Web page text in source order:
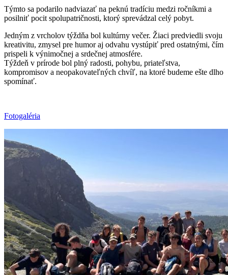
Týmto sa podarilo nadviazať na peknú tradíciu medzi ročníkmi a
posilniť pocit spolupatričnosti, ktorý sprevádzal celý pobyt.
Jedným z vrcholov týždňa bol kultúrny večer. Žiaci predviedli svoju
kreativitu, zmysel pre humor aj odvahu vystúpiť pred ostatnými, čím
prispeli k výnimočnej a srdečnej atmosfére.
Týždeň v prírode bol plný radosti, pohybu, priateľstva,
kompromisov a neopakovateľných chvíľ, na ktoré budeme ešte dlho
spomínať.
Fotogaléria